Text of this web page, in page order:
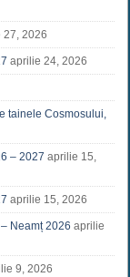
27, 2026
aprilie 24, 2026
tainele Cosmosului,
– 2027 aprilie 15,
aprilie 15, 2026
Neamț 2026 aprilie
9, 2026